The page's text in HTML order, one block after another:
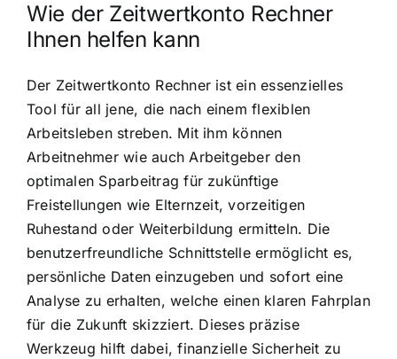
Wie der Zeitwertkonto Rechner
Ihnen helfen kann
Der Zeitwertkonto Rechner ist ein essenzielles
Tool für all jene, die nach einem flexiblen
Arbeitsleben streben. Mit ihm können
Arbeitnehmer wie auch Arbeitgeber den
optimalen Sparbeitrag für zukünftige
Freistellungen wie Elternzeit, vorzeitigen
Ruhestand oder Weiterbildung ermitteln. Die
benutzerfreundliche Schnittstelle ermöglicht es,
persönliche Daten einzugeben und sofort eine
Analyse zu erhalten, welche einen klaren Fahrplan
für die Zukunft skizziert. Dieses präzise
Werkzeug hilft dabei, finanzielle Sicherheit zu